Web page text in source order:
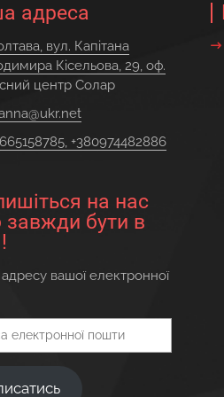
адреса
вул. Капітана
Кісельова, 29, оф.
центр Солар
+380974482886
на нас
бути в
адресу вашої електронної